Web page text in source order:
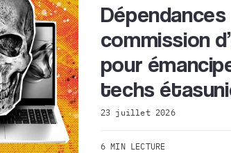
commission
pour
techs
23 juillet 2026
6 MIN LECTURE